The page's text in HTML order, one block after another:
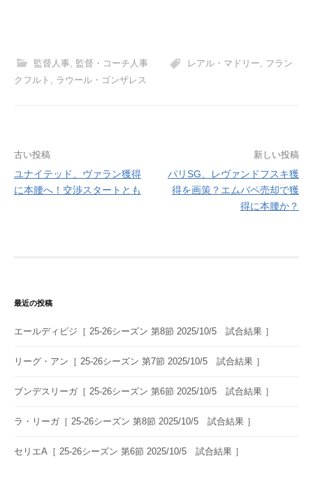
監督人事, 監督・コーチ人事 レアル・マドリー, フラン
クフルト
ラウール・ゴンザレス
投
稿
シ
ョ
古い投稿
ユナイテッド、ヴァラン獲得
に本腰へ！交渉スタートとも
新しい投稿
パリSG、レヴァンドフスキ獲
得を画策？エムバペ売却で獲
得に本腰か？
最近の投稿
エールディビジ［ 25-26シーズン 第8節 2025/10/5 試合結果 ］
リーグ・アン［ 25-26シーズン 第7節 2025/10/5 試合結果 ］
ブンデスリーガ［ 25-26シーズン 第6節 2025/10/5 試合結果 ］
ラ・リーガ［ 25-26シーズン 第8節 2025/10/5 試合結果 ］
セリエA［ 25-26シーズン 第6節 2025/10/5 試合結果 ］